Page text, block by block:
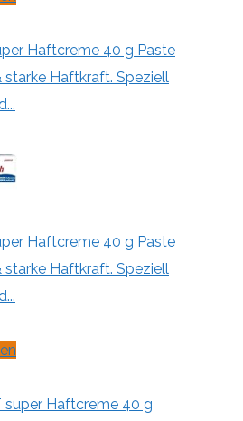
Haftcreme 40 g Paste
starke Haftkraft. Speziell
Haftcreme 40 g Paste
starke Haftkraft. Speziell
super Haftcreme 40 g